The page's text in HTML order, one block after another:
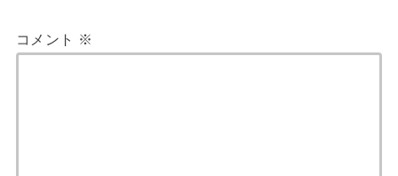
コメント ※